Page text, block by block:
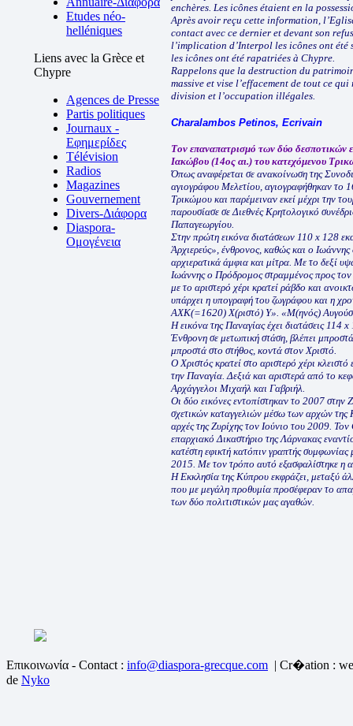
Etudes néo-
helléniques
Liens avec la Grèce et
Chypre
Agences de Presse
Partis politiques
Journaux -
Εφημερίδες
Télévision
Radios
Magazines
Gouvernement
Divers-Διάφορα
Diaspora-
Ομογένεια
enchères. Les icônes étaient en la
Après avoir reçu cette information,
contact avec ce dernier et devant son
l’implication d’Interpol les icônes ont été
les icônes ont été rapatriées à Chypre.
Rappelons que la destruction du
massive et vise l’effacement de tout ce
division et l’occupation illégales.
Charalambos Petinos, Ecrivain
Tον επαναπατρισμό των δύο δεσποτικών
Ιακώβου (14ος αι.) του κατεχόμενου
Όπως αναφέρεται σε ανακοίνωση της
αγιογράφου Μελετίου, αγιογραφήθηκαν το
Τρικώμου και παρέμειναν εκεί μέχρι την
παρουσίασε σε Διεθνές Κρητολογικό
Παπαγεωργίου.
Στην πρώτη εικόνα διατάσεων 110 x 128
Ἀρχιερεύς», ένθρονος, καθώς και ο
αρχιερατικά άμφια και μίτρα. Με το δεξί
Ιωάννης ο Πρόδρομος στραμμένος προς τον
με το αριστερό χέρι κρατεί ράβδο και
υπάρχει η υπογραφή του ζωγράφου και η
ΑΧΚ(=1620) Χ(ριστό) Υ». «Μ(ηνός)
Η εικόνα της Παναγίας έχει διατάσεις 114
Ένθρονη σε μετωπική στάση, βλέπει
μπροστά στο στήθος, κοντά στον Χριστό.
Ο Χριστός κρατεί στο αριστερό χέρι
την Παναγία. Δεξιά και αριστερά από το
Αρχάγγελοι Μιχαήλ και Γαβριήλ.
Οι δύο εικόνες εντοπίστηκαν το 2007
σχετικών καταγγελιών μέσω των αρχών της
αρχές της Ζυρίχης τον Ιούνιο του 2009.
επαρχιακό Δικαστήριο της Λάρνακας
κατέστη εφικτή κατόπιν γραπτής
2015. Με τον τρόπο αυτό εξασφαλίστηκε η
Η Εκκλησία της Κύπρου εκφράζει, μεταξύ
που με μεγάλη προθυμία προσέφεραν το
των δύο πολιτιστικών μας αγαθών.
Επικοινωνία - Contact : info@diaspora-grecque.com | Cr�ation :
de Nyko